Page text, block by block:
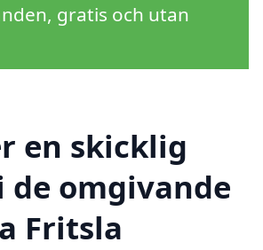
gratis och utan
en skicklig
de omgivande
Fritsla